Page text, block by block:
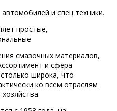
и спец техники.
простые,
смазочных материалов,
и сфера
широка, что
ко всем отраслям